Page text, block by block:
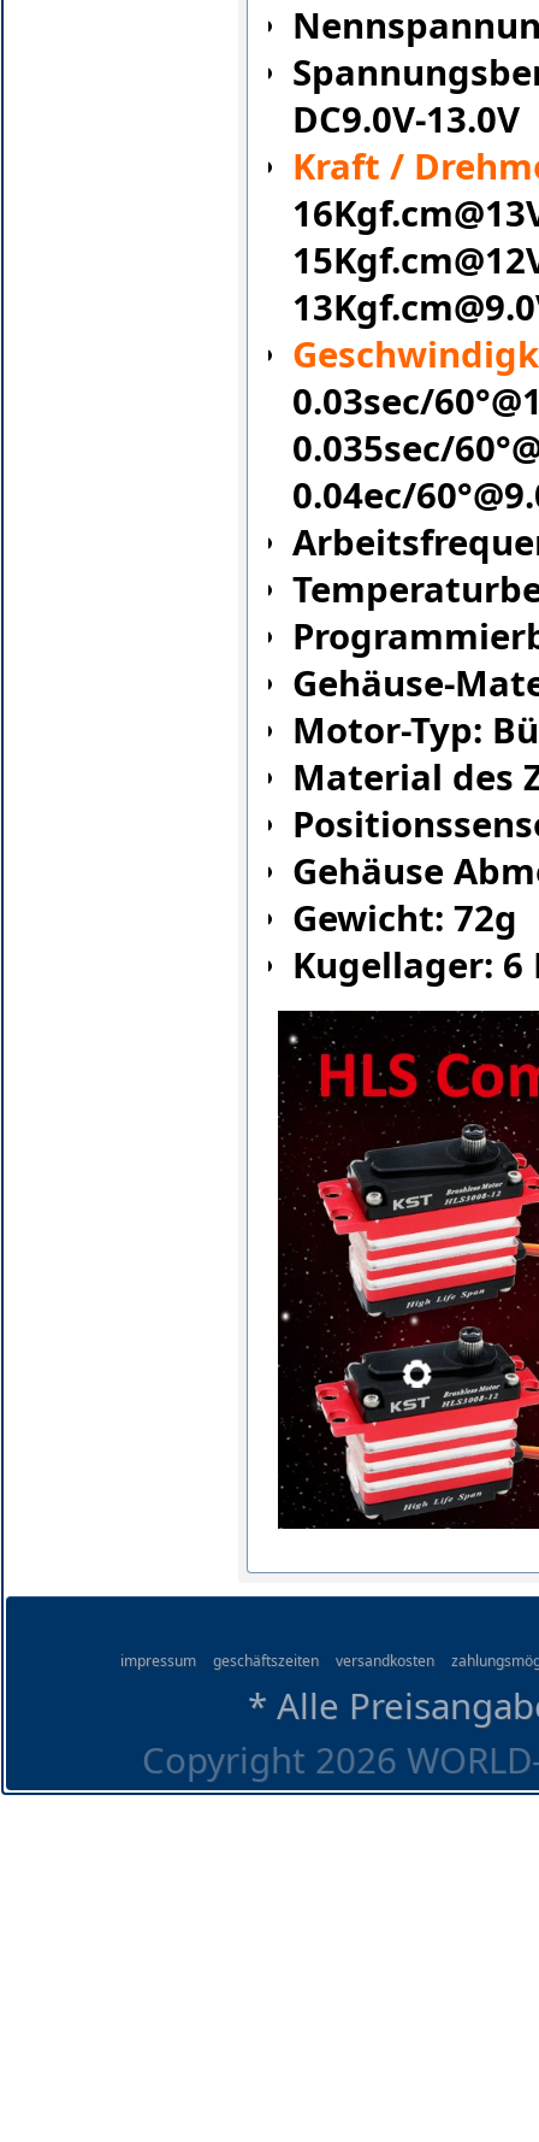
DC9.0V-13.0V
Kraft /
0.03sec/
0.035sec/
0.04ec/
Gehäuse-
Motor-Typ:
Material des
Gehäuse
Gewicht: 72g
Kugellager: 6
impressum geschäftszeiten versandkosten
* Alle
Copyright 2026